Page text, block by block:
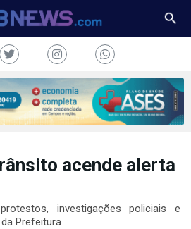
acende alerta
investigações policiais e
Prefeitura